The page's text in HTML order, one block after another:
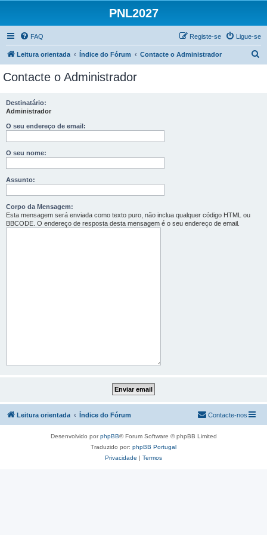
PNL2027
FAQ Ligue-se
Registe-se
Leitura orientada Índice do Fórum Contacte o Administrador
Contacte o Administrador
Destinatário:
Administrador
O seu endereço de email:
O seu nome:
Assunto:
Corpo da Mensagem:
Esta mensagem será enviada como texto puro, não inclua qualquer código HTML ou
BBCODE. O endereço de resposta desta mensagem é o seu endereço de email.
Leitura orientada Índice do Fórum Contacte-nos
Desenvolvido porphpBB® Forum Software © phpBB Limited
Traduzido por: phpBB Portugal
Privacidade | Termos